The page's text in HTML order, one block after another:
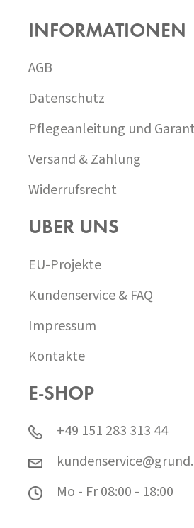
INFORMATIONEN
AGB
Datenschutz
Pflegeanleitung und
Versand & Zahlung
Widerrufsrecht
ÜBER UNS
EU-Projekte
Kundenservice & FAQ
Impressum
Kontakte
E-SHOP
+49 151 283 313 44
Mo - Fr 08:00 - 18:00